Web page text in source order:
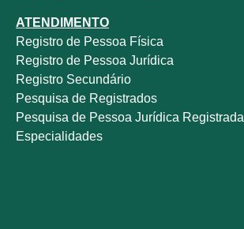
ATENDIMENTO
Registro de Pessoa Física
Registro de Pessoa Jurídica
Registro Secundário
Pesquisa de Registrados
Pesquisa de Pessoa Jurídica Registrada
Especialidades